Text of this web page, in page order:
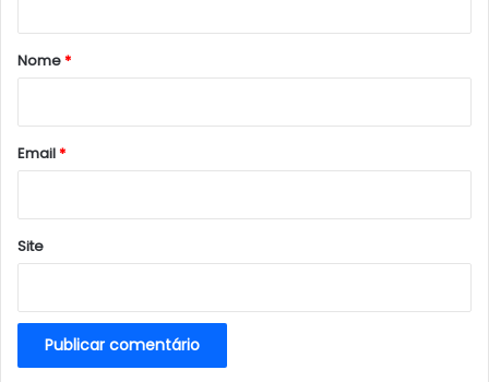
r
*
Nome*
Email*
Site